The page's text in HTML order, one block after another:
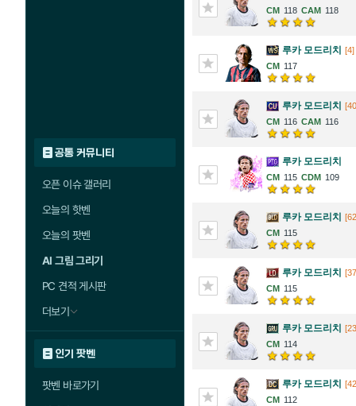
공통 커뮤니티
오픈 이슈 갤러리
오늘의 핫벤
오늘의 팟벤
AI 그림 그리기
PC 견적 게시판
더보기
인기 팟벤
팟벤 바로가기
118 118
루카 모드리치
[4]
117
루카 모드리치
116
116
루카 모드리치
115 109
루카 모드리치
115
루카 모드리치
115
루카 모드리치
114
루카 모드리치
112